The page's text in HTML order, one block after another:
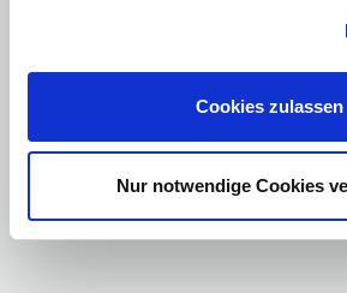
Cookies zulassen
Nur notwendige Cookies
angetrieben und beschleunigt in nur 7,3
Reichweite von bis zu 420 Kilometern
Blade Battery steht für maximale Sicherheit,
Das 11-kW-Bordladegerät ermöglicht
30 Minuten von 30 auf 80 Prozent geladen.
Funktion (V2L) können Sie externe
praktisch beim Camping oder im Alltag.